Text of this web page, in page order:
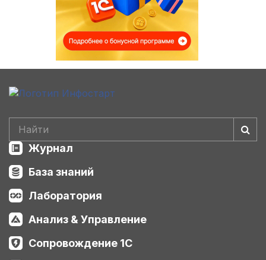
Журнал
База знаний
Лаборатория
Анализ & Управление
Сопровождение 1С